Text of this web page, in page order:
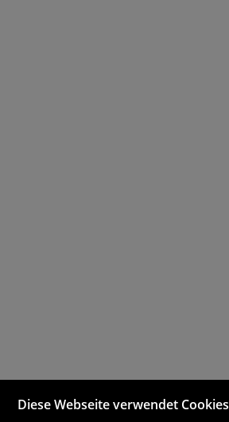
Diese Webseite verwendet Cookies